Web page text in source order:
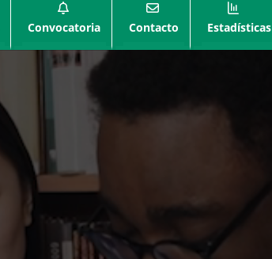
Convocatoria Contacto Estadísticas